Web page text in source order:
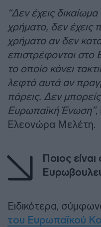
“Δεν έχεις
χρήματα, δεν
χρήματα αν δεν
επιστρέφονται στο
το οποίο κάνει
λεφτά αυτά αν
πάρεις. Δεν
Ευρωπαϊκή Ένωση”,
Ελεονώρα Μελέτη.
Ποιος
Ειδικότερα,
του Ευρωπαϊκού